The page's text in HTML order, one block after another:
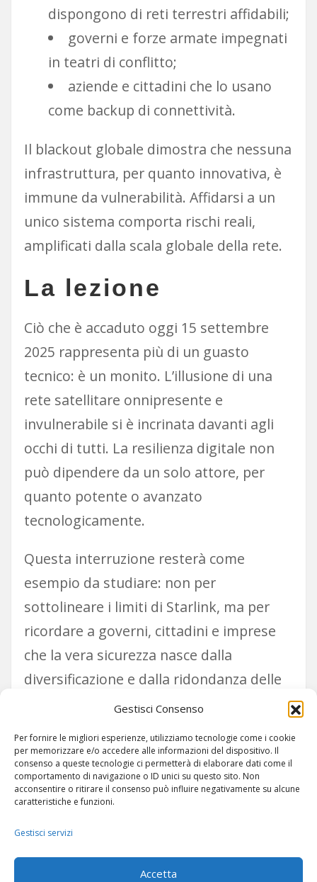
Gestisci Consenso
Per fornire le migliori esperienze, utilizziamo tecnologie come i cookie
per memorizzare e/o accedere alle informazioni del dispositivo. Il
consenso a queste tecnologie ci permetterà di elaborare dati come il
comportamento di navigazione o ID unici su questo sito. Non
acconsentire o ritirare il consenso può influire negativamente su alcune
caratteristiche e funzioni.
Gestisci servizi
Accetta
dispongono di reti terrestri affidabili;
governi e forze armate impegnati
in teatri di conflitto;
aziende e cittadini che lo usano
come backup di connettività.
Il blackout globale dimostra che nessuna
infrastruttura, per quanto innovativa, è
immune da vulnerabilità. Affidarsi a un
unico sistema comporta rischi reali,
amplificati dalla scala globale della rete.
La lezione
Ciò che è accaduto oggi 15 settembre
2025 rappresenta più di un guasto
tecnico: è un monito. L’illusione di una
rete satellitare onnipresente e
invulnerabile si è incrinata davanti agli
occhi di tutti. La resilienza digitale non
può dipendere da un solo attore, per
quanto potente o avanzato
tecnologicamente.
Questa interruzione resterà come
esempio da studiare: non per
sottolineare i limiti di Starlink, ma per
ricordare a governi, cittadini e imprese
che la vera sicurezza nasce dalla
diversificazione e dalla ridondanza delle
fonti di connettività.
ARTICOLI-SITEMAP